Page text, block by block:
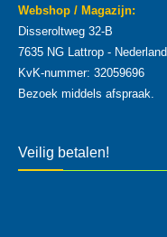
Webshop / Magazijn:
Disseroltweg 32-B
7635 NG Lattrop - Nederland
KvK-nummer: 32059696
Bezoek middels afspraak.
Veilig betalen!